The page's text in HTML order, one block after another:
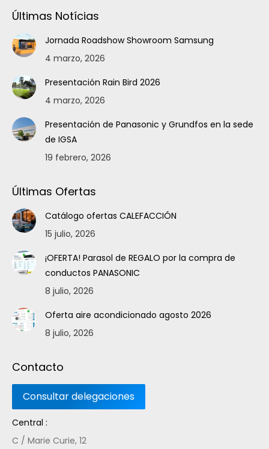
Últimas Notícias
Jornada Roadshow Showroom Samsung
4 marzo, 2026
Presentación Rain Bird 2026
4 marzo, 2026
Presentación de Panasonic y Grundfos en la sede
de IGSA
19 febrero, 2026
Últimas Ofertas
Catálogo ofertas CALEFACCIÓN
15 julio, 2026
¡OFERTA! Parasol de REGALO por la compra de
conductos PANASONIC
8 julio, 2026
Oferta aire acondicionado agosto 2026
8 julio, 2026
Contacto
Central :
C / Marie Curie, 12